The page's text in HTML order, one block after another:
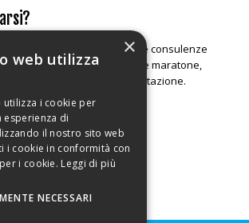
ottenere alcuni servizi e consulenze
le tabelle in preparazione alle maratone,
effettuare test di valutazione.
×
web utilizza
utilizza i cookie per
esperienza di
il nostro sito web
i cookie in conformità con
i cookie. Leggi di più
NECESSARI